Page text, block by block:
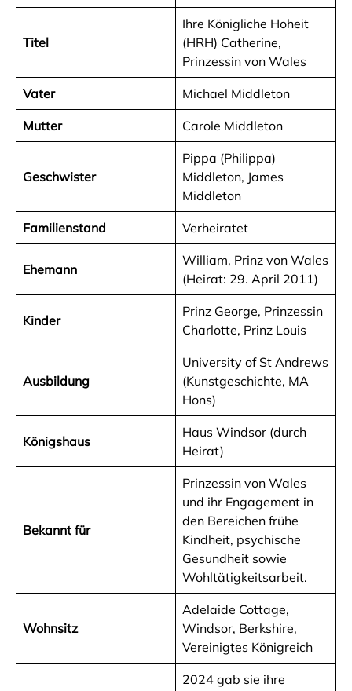
Titel
Ihre Königliche Hoheit
(HRH) Catherine,
Prinzessin von Wales
Vater Michael Middleton
Mutter Carole Middleton
Geschwister
Pippa (Philippa)
Middleton, James
Middleton
Familienstand Verheiratet
Ehemann
William, Prinz von Wales
(Heirat: 29. April 2011)
Kinder
Prinz George, Prinzessin
Charlotte, Prinz Louis
Ausbildung
University of St Andrews
(Kunstgeschichte, MA
Hons)
Königshaus
Haus Windsor (durch
Heirat)
Bekannt für
Prinzessin von Wales
und ihr Engagement in
den Bereichen frühe
Kindheit, psychische
Gesundheit sowie
Wohltätigkeitsarbeit.
Wohnsitz
Adelaide Cottage,
Windsor, Berkshire,
Vereinigtes Königreich
2024 gab sie ihre